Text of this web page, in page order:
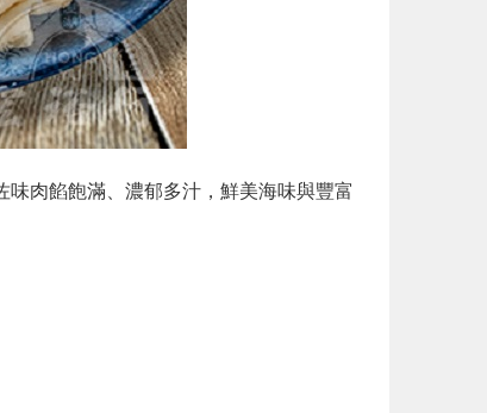
肉餡飽滿、濃郁多汁，鮮美海味與豐富